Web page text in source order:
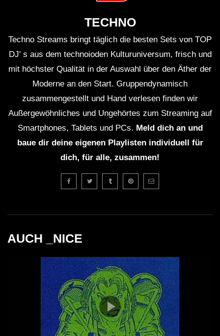
TECHNO
Techno Streams bringt täglich die besten Sets von TOP
DJ' s aus dem technoioden Kulturuniversum, frisch und
mit höchster Qualität in der Auswahl über den Äther der
Moderne an den Start. Gruppendynamisch
zusammengestellt und Hand verlesen finden wir
Außergewöhnliches und Ungehörtes zum Streaming auf
Smartphones, Tablets und PCs. Meld dich an und
baue dir deine eigenen Playlisten individuell für
dich, für alle, zusammen!
AUCH _NICE